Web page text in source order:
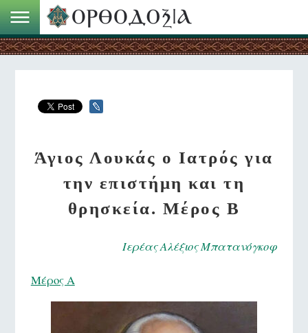
Άγιος Λουκάς ο Ιατρός για
την επιστήμη και τη
θρησκεία. Μέρος Β
Ιερέας Αλέξιος Μπατανόγκοφ
Μέρος Α